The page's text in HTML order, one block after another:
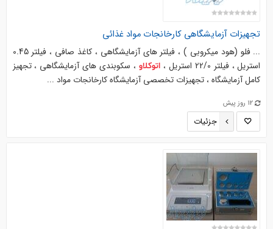
تجهیزات آزمایشگاهی کارخانجات مواد غذائی
... فلو (هود میکروبی ) ، فیلتر های آزمایشگاهی ، کاغذ صافی ، فیلتر 0.45
استریل ، فیلتر 22/0 استریل ،
اتوکلاو ، سکوبندی های آزمایشگاهی ، تجهیز
کامل آزمایشگاه ، تجهیزات تخصصی آزمایشگاه کارخانجات مواد ...
12 روز پیش
جزئیات